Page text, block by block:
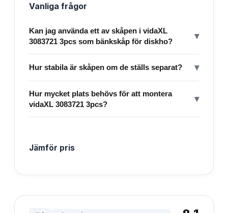
Vanliga frågor
Kan jag använda ett av skåpen i vidaXL
3083721 3pcs som bänkskåp för diskho?
▾
Hur stabila är skåpen om de ställs separat? ▾
Hur mycket plats behövs för att montera
vidaXL 3083721 3pcs?
▾
Jämför pris